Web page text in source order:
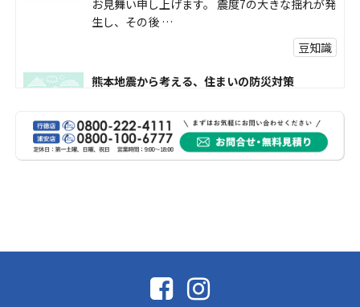
お見舞い申し上げます。 震度7の大きな揺れが発
生し、その後 …
豆知識
熊本地震から考える、住まいの防災対策
受けられた皆様に、心よりお見舞い申し上げま
す。 今回の地震 …
社長コラム